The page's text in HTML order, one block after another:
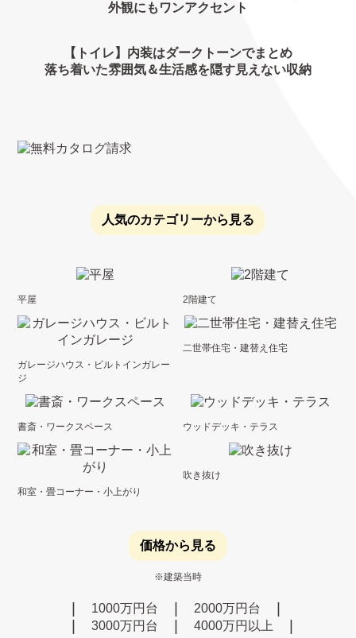
外観にもワンアクセント
【トイレ】内装はダークトーンでまとめ
落ち着いた雰囲気＆生活感を隠す見えない収納
人気のカテゴリーから見る
平屋 2階建て
ガレージハウス・ビルトインガレー
ジ
二世帯住宅・建替え住宅
書斎・ワークスペース ウッドデッキ・テラス
和室・畳コーナー・小上がり
吹き抜け
価格から見る
※建築当時
1000万円台
2000万円台
3000万円台
4000万円以上